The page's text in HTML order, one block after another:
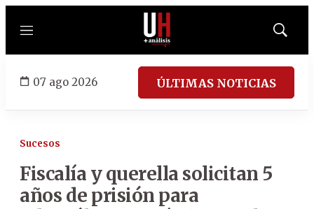
Menú
Mostrar
07 ago 2026 ÚLTIMAS NOTICIAS
Sucesos
Fiscalía y querella solicitan 5
años de prisión para